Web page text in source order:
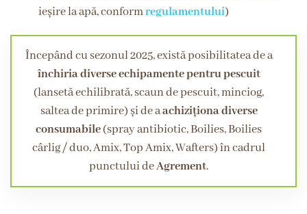
ieșire la apă, conformregulamentului)
Începând cu sezonul 2025, există posibilitatea de a
închiria diverse echipamente pentru pescuit
(lansetă echilibrată, scaun de pescuit, minciog,
saltea de primire) și de aachiziționa diverse
consumabile(spray antibiotic, Boilies, Boilies
cârlig / duo, Amix, Top Amix, Wafters) în cadrul
punctului deAgrement.